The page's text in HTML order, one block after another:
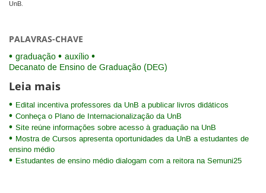
UnB.
PALAVRAS-CHAVE
graduação
auxílio
Decanato de Ensino de Graduação (DEG)
Leia mais
Edital incentiva professores da UnB a publicar livros didáticos
Conheça o Plano de Internacionalização da UnB
Site reúne informações sobre acesso à graduação na UnB
Mostra de Cursos apresenta oportunidades da UnB a estudantes de
ensino médio
Estudantes de ensino médio dialogam com a reitora na Semuni25